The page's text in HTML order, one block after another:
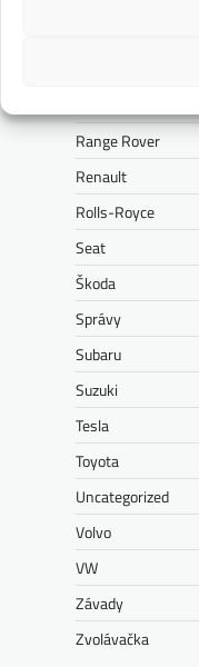
Range Rover
Renault
Rolls-Royce
Seat
Škoda
Správy
Subaru
Suzuki
Tesla
Toyota
Uncategorized
Volvo
VW
Závady
Zvolávačka